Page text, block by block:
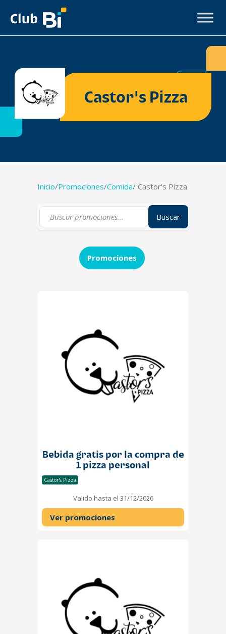
Castor's Pizza
Inicio/Promociones/Comida/ Castor's Pizza
Buscar
Promociones
Bebida gratis por la compra de
1 pizza personal
Castor's Pizza
Valido hasta el 31/12/2026
Ver promociones